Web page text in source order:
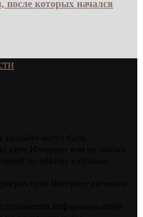
после которых начался